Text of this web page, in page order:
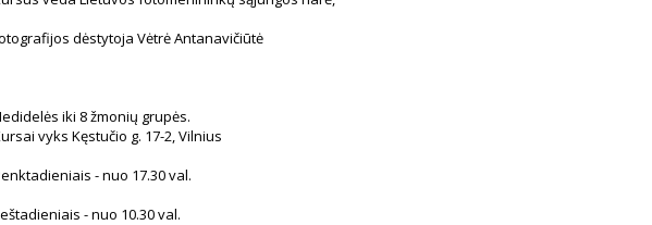
dėstytoja Vėtrė Antanavičiūtė
iki 8 žmonių grupės.
vyks Kęstučio g. 17-2, Vilnius
- nuo 17.30 val.
- nuo 10.30 val.